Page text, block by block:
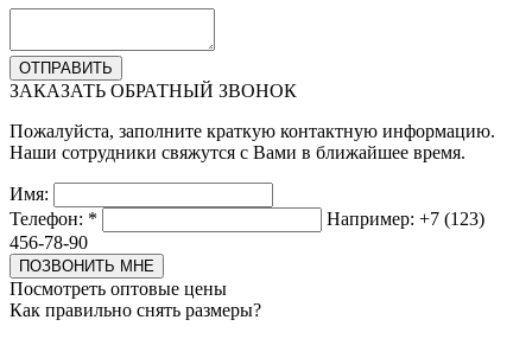
ЗАКАЗАТЬ ОБРАТНЫЙ ЗВОНОК
Пожалуйста, заполните краткую контактную информацию.
Наши сотрудники свяжутся с Вами в ближайшее время.
Имя:
Телефон: *
Например: +7 (123)
456-78-90
Посмотреть оптовые цены
Как правильно снять размеры?